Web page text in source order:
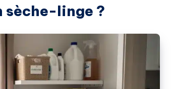
sèche-linge ?